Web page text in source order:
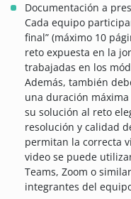
Documentación a
Cada equipo
final” (máximo 10
reto expuesta en la
trabajadas en los
Además, también
una duración
su solución al reto
resolución y calidad
permitan la correcta
video se puede
Teams, Zoom o
integrantes del